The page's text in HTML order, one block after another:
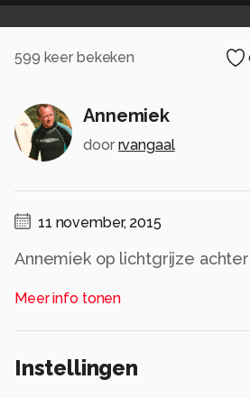
599 keer bekeken
Annemiek
door rvangaal
11 november, 2015
Annemiek op lichtgrijze
doorsnede.
Meer info tonen
Instellingen